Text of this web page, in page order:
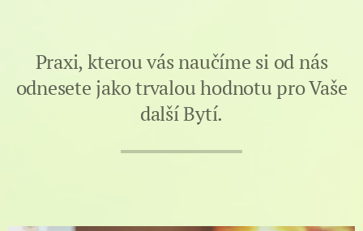
Praxi, kterou vás naučíme si od nás
odnesete jako trvalou hodnotu pro Vaše
další Bytí.